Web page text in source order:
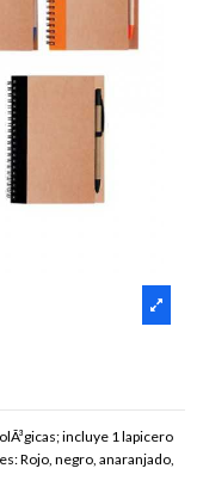
incluye 1 lapicero
Rojo, negro, anaranjado,